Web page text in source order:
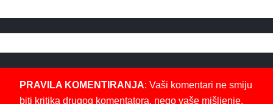
PRAVILA KOMENTIRANJA: Vaši komentari ne smiju
biti kritika drugog komentatora, nego vaše mišljenje,